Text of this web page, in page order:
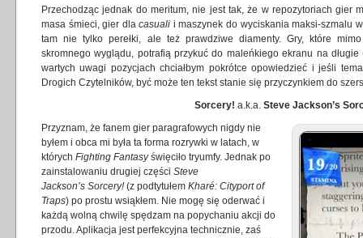
Przechodząc jednak do meritum, nie jest tak, że w repozytoriach gier
masa śmieci, gier dlacasuali i maszynek do wyciskania maksi-szmalu
tam nie tylko perełki, ale też prawdziwe diamenty. Gry, które
skromnego wyglądu, potrafią przykuć do maleńkiego ekranu na
wartych uwagi pozycjach chciałbym pokrótce opowiedzieć i jeśli
Drogich Czytelników, być może ten tekst stanie się przyczynkiem do
Sorcery! a.k.a. Steve Jackson’s
Przyznam, że fanem gier paragrafowych nigdy nie
byłem i obca mi była ta forma rozrywki w latach, w
których Fighting Fantasyświęciło tryumfy. Jednak po
zainstalowaniu drugiej części Steve
Jackson’s Sorcery!(z podtytułem Kharé: Cityport of
Traps) po prostu wsiąkłem. Nie mogę się oderwać i
każdą wolną chwilę spędzam na popychaniu akcji do
przodu. Aplikacja jest perfekcyjna technicznie, zaś